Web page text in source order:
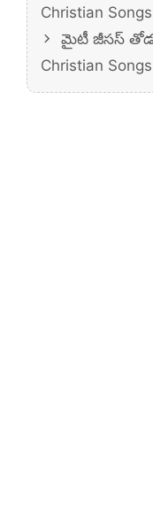
Christian
మైటీ జీసస్
Christian